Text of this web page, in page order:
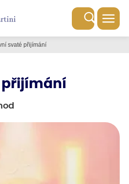
svaté přijímání
přijímání